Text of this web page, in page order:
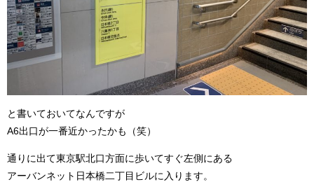
と書いておいてなんですが
A6出口が一番近かったかも（笑）
通りに出て東京駅北口方面に歩いてすぐ左側にある
アーバンネット日本橋二丁目ビルに入ります。